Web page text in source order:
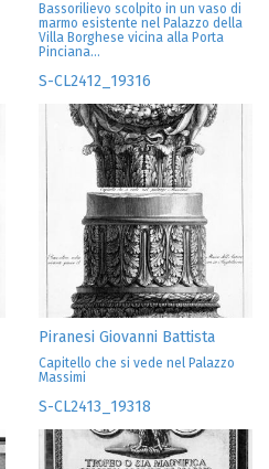
Bassorilievo scolpito in un vaso di
marmo esistente nel Palazzo della
Villa Borghese vicina alla Porta
Pinciana...
S-CL2412_19316
Piranesi Giovanni Battista
Capitello che si vede nel Palazzo
Massimi
S-CL2413_19318